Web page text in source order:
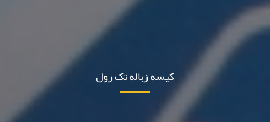
کیسه زباله تک رول